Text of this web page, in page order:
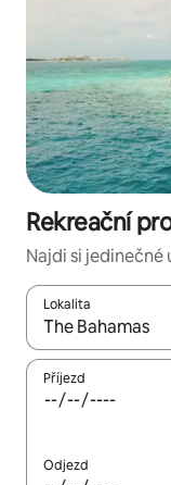
Rekreační
Najdi si
Lokalita
Až budou
Příjezd
Odjezd